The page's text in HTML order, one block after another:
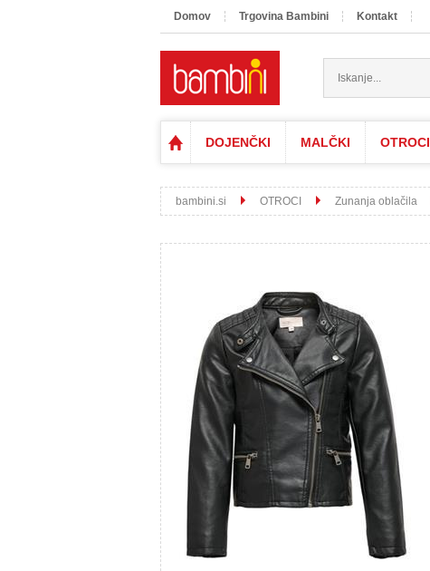
Domov Trgovina Bambini Kontakt
DOJENČKI MALČKI OTROCI
bambini.si OTROCI Zunanja oblačila